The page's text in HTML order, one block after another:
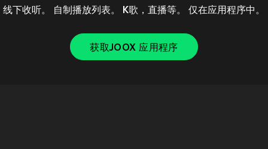
线下收听。 自制播放列表。 K歌，直播等。 仅在应用程序中。
获取JOOX 应用程序